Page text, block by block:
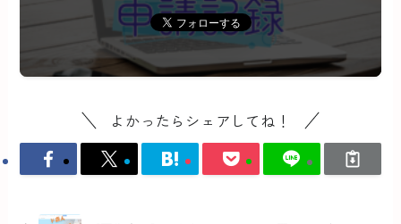
よかったらシェアしてね！